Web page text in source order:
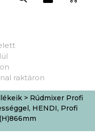
raktáron
> Rúdmixer Profi
HENDI, Profi